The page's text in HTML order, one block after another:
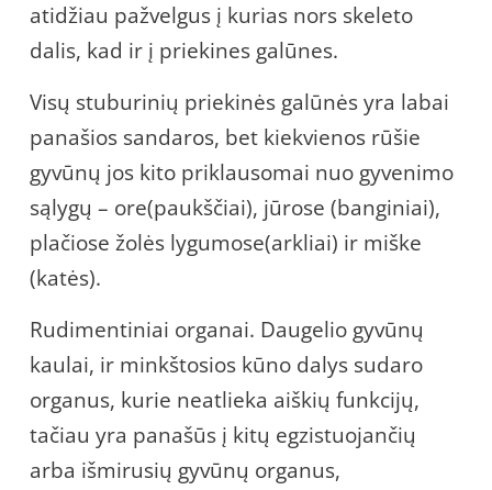
atidžiau pažvelgus į kurias nors skeleto
dalis, kad ir į priekines galūnes.
Visų stuburinių priekinės galūnės yra labai
panašios sandaros, bet kiekvienos rūšie
gyvūnų jos kito priklausomai nuo gyvenimo
sąlygų – ore(paukščiai), jūrose (banginiai),
plačiose žolės lygumose(arkliai) ir miške
(katės).
Rudimentiniai organai. Daugelio gyvūnų
kaulai, ir minkštosios kūno dalys sudaro
organus, kurie neatlieka aiškių funkcijų,
tačiau yra panašūs į kitų egzistuojančių
arba išmirusių gyvūnų organus,